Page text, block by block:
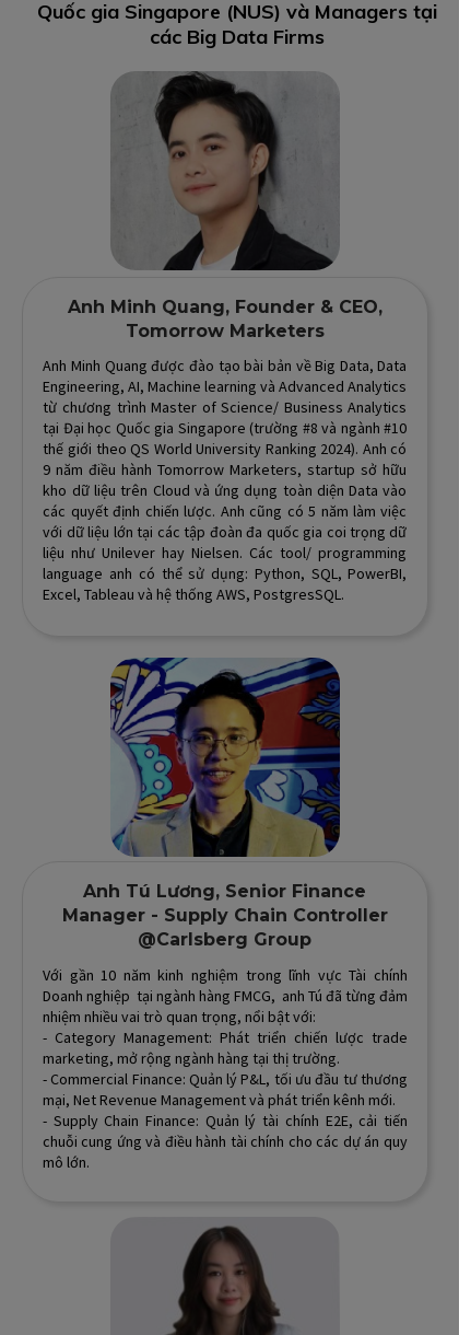
Với gần 10 năm kinh nghiệm trong lĩnh vực Tài chính
Doanh nghiệp tại ngành hàng FMCG, anh Tú đã từng đảm
nhiệm nhiều vai trò quan trọng, nổi bật với:
- Category Management: Phát triển chiến lược trade
marketing, mở rộng ngành hàng tại thị trường.
- Commercial Finance: Quản lý P&L, tối ưu đầu tư thương
mại, Net Revenue Management và phát triển kênh mới.
- Supply Chain Finance: Quản lý tài chính E2E, cải tiến
chuỗi cung ứng và điều hành tài chính cho các dự án quy
mô lớn.
Anh Tú Lương, Senior Finance
Manager - Supply Chain Controller
@Carlsberg Group
Anh Minh Quang được đào tạo bài bản về Big Data, Data
Engineering, AI, Machine learning và Advanced Analytics
từ chương trình Master of Science/ Business Analytics
tại Đại học Quốc gia Singapore (trường #8 và ngành #10
thế giới theo QS World University Ranking 2024). Anh có
9 năm điều hành Tomorrow Marketers, startup sở hữu
kho dữ liệu trên Cloud và ứng dụng toàn diện Data vào
các quyết định chiến lược. Anh cũng có 5 năm làm việc
với dữ liệu lớn tại các tập đoàn đa quốc gia coi trọng dữ
liệu như Unilever hay Nielsen. Các tool/ programming
language anh có thể sử dụng: Python, SQL, PowerBI,
Excel, Tableau và hệ thống AWS, PostgresSQL.
Anh Minh Quang, Founder & CEO,
Tomorrow Marketers
Quốc gia Singapore (NUS) và Managers tại
các Big Data Firms